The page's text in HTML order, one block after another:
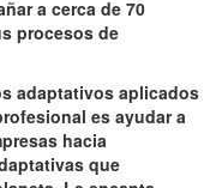
a cerca de 70
procesos de
adaptativos aplicados
es ayudar a
hacia
que